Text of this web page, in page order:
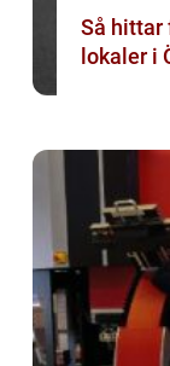
Så hittar
lokaler i